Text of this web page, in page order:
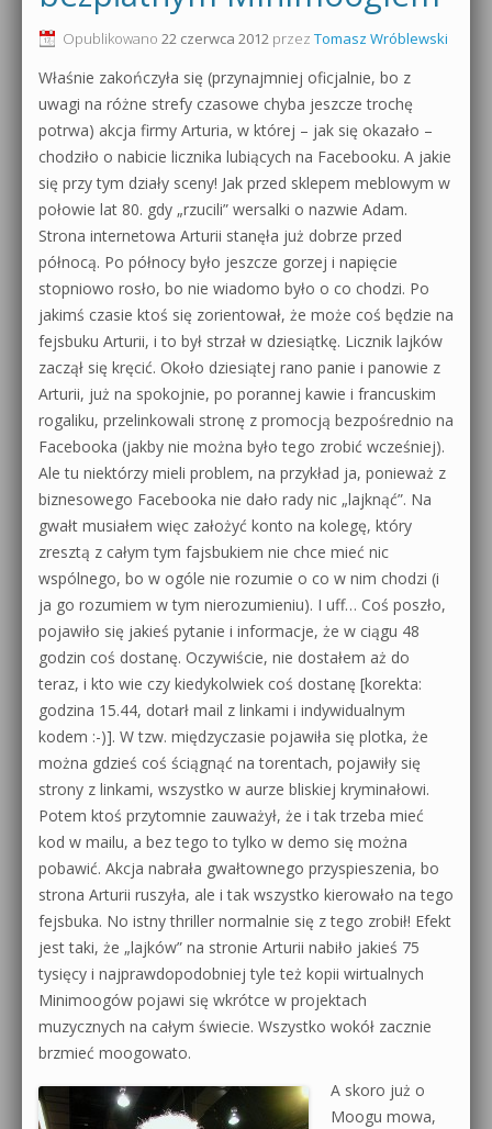
Produkcja muzyczna od podstaw
Sylenth1 od podstaw
Sound Forge od podstaw
Dubstep z syntezatorem Massive
Kontakt 5 Kompendium
Pakiety
0dB.pl - informacje
Newsletter
Materiały dla mediów
Archiwum aktualności
Polityka prywatności
Regulamin
Działanie sklepu internetowego
Wyszukiwanie
Opublikowano 22 czerwca 2012 przez Tomasz Wróblewski
Właśnie zakończyła się (przynajmniej oficjalnie, bo z
uwagi na różne strefy czasowe chyba jeszcze trochę
potrwa) akcja firmy Arturia, w której – jak się okazało –
chodziło o nabicie licznika lubiących na Facebooku. A jakie
się przy tym działy sceny! Jak przed sklepem meblowym w
połowie lat 80. gdy „rzucili” wersalki o nazwie Adam.
Strona internetowa Arturii stanęła już dobrze przed
północą. Po północy było jeszcze gorzej i napięcie
stopniowo rosło, bo nie wiadomo było o co chodzi. Po
jakimś czasie ktoś się zorientował, że może coś będzie na
fejsbuku Arturii, i to był strzał w dziesiątkę. Licznik lajków
zaczął się kręcić. Około dziesiątej rano panie i panowie z
Arturii, już na spokojnie, po porannej kawie i francuskim
rogaliku, przelinkowali stronę z promocją bezpośrednio na
Facebooka (jakby nie można było tego zrobić wcześniej).
Ale tu niektórzy mieli problem, na przykład ja, ponieważ z
biznesowego Facebooka nie dało rady nic „lajknąć”. Na
gwałt musiałem więc założyć konto na kolegę, który
zresztą z całym tym fajsbukiem nie chce mieć nic
wspólnego, bo w ogóle nie rozumie o co w nim chodzi (i
ja go rozumiem w tym nierozumieniu). I uff… Coś poszło,
pojawiło się jakieś pytanie i informacje, że w ciągu 48
godzin coś dostanę. Oczywiście, nie dostałem aż do
teraz, i kto wie czy kiedykolwiek coś dostanę [korekta:
godzina 15.44, dotarł mail z linkami i indywidualnym
kodem :-)]. W tzw. międzyczasie pojawiła się plotka, że
można gdzieś coś ściągnąć na torentach, pojawiły się
strony z linkami, wszystko w aurze bliskiej kryminałowi.
Potem ktoś przytomnie zauważył, że i tak trzeba mieć
kod w mailu, a bez tego to tylko w demo się można
pobawić. Akcja nabrała gwałtownego przyspieszenia, bo
strona Arturii ruszyła, ale i tak wszystko kierowało na tego
fejsbuka. No istny thriller normalnie się z tego zrobił! Efekt
jest taki, że „lajków” na stronie Arturii nabiło jakieś 75
tysięcy i najprawdopodobniej tyle też kopii wirtualnych
Minimoogów pojawi się wkrótce w projektach
muzycznych na całym świecie. Wszystko wokół zacznie
brzmieć moogowato.
A skoro już o
Moogu mowa,